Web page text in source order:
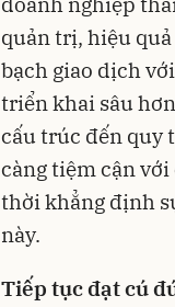
quản trị, hiệu
bạch giao dịch
triển khai sâu
cấu trúc đến quy
càng tiệm cận
thời khẳng định
này.
Tiếp tục đạt cú